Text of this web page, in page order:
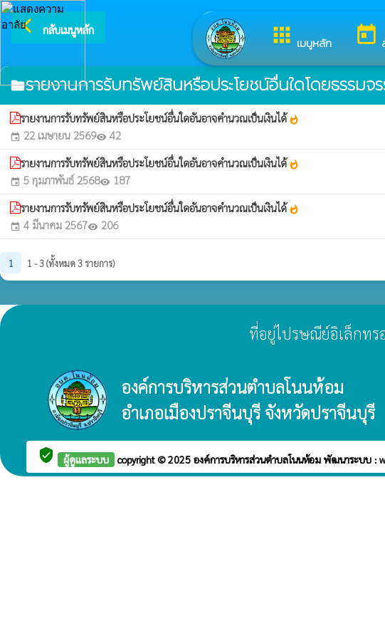
apps เมนูหลัก today
arrow_back_ios กลับเมนูหลัก ยินดีต้อนรับสู่เว็บไ
folderรายงานการรับทรัพย์สินหรือประโยชน์อื่นใดโดยธรรมจ
รายงานการรับทรัพย์สินหรือประโยชน์อื่นใดอันอาจคำนวณเป็นเงินได้whatshot
event 22 เมษายน 2569visibility 42
รายงานการรับทรัพย์สินหรือประโยชน์อื่นใดอันอาจคำนวณเป็นเงินได้whatshot
event 5 กุมภาพันธ์ 2568visibility 187
รายงานการรับทรัพย์สินหรือประโยชน์อื่นใดอันอาจคำนวณเป็นเงินได้whatshot
event 4 มีนาคม 2567visibility 206
1 1 - 3 (ทั้งหมด 3 รายการ)
ที่อยู่ไปรษณีย์อิเล็กทร
องค์การบริหารส่วนตำบลโนนห้อม
อำเภอเมืองปราจีนบุรี จังหวัดปราจีนบุรี
verified_user ผู้ดูแลระบบ copyright © 2025 องค์การบริหารส่วนตำบลโนนห้อม พัฒนาระบบ :